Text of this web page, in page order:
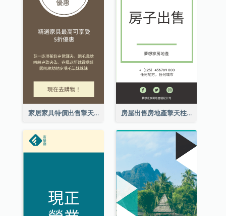
家居家具特價出售擎天柱廣告 房屋出售房地產擎天柱廣告